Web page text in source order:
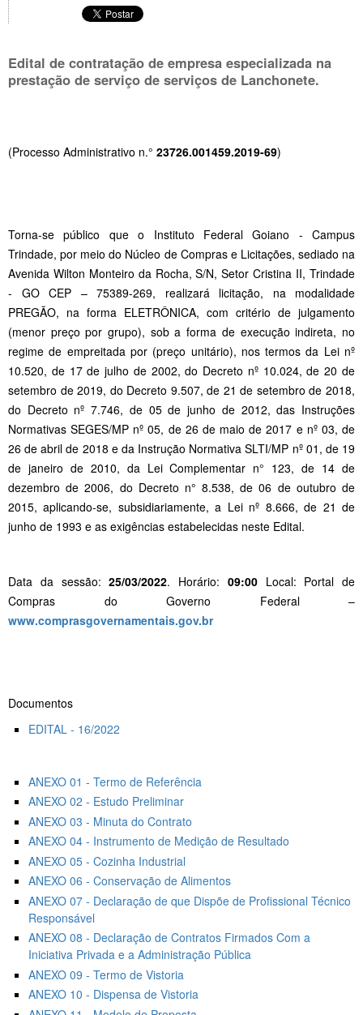
Edital de contratação de empresa especializada na
prestação de serviço de serviços de Lanchonete.
(Processo Administrativo n.° 23726.001459.2019-69)
Torna-se público que o Instituto Federal Goiano - Campus
Trindade, por meio do Núcleo de Compras e Licitações, sediado na
Avenida Wilton Monteiro da Rocha, S/N, Setor Cristina II, Trindade
- GO CEP – 75389-269, realizará licitação, na modalidade
PREGÃO, na forma ELETRÔNICA, com critério de julgamento
(menor preço por grupo), sob a forma de execução indireta, no
regime de empreitada por (preço unitário), nos termos da Lei nº
10.520, de 17 de julho de 2002, do Decreto nº 10.024, de 20 de
setembro de 2019, do Decreto 9.507, de 21 de setembro de 2018,
do Decreto nº 7.746, de 05 de junho de 2012, das Instruções
Normativas SEGES/MP nº 05, de 26 de maio de 2017 e nº 03, de
26 de abril de 2018 e da Instrução Normativa SLTI/MP nº 01, de 19
de janeiro de 2010, da Lei Complementar n° 123, de 14 de
dezembro de 2006, do Decreto n° 8.538, de 06 de outubro de
2015, aplicando-se, subsidiariamente, a Lei nº 8.666, de 21 de
junho de 1993 e as exigências estabelecidas neste Edital.
Data da sessão: 25/03/2022. Horário: 09:00Local: Portal de
Compras do Governo Federal –
www.comprasgovernamentais.gov.br
Documentos
EDITAL - 16/2022
ANEXO 01 - Termo de Referência
ANEXO 02 - Estudo Preliminar
ANEXO 03 - Minuta do Contrato
ANEXO 04 - Instrumento de Medição de Resultado
ANEXO 05 - Cozinha Industrial
ANEXO 06 - Conservação de Alimentos
ANEXO 07 - Declaração de que Dispõe de Profissional Técnico
Responsável
ANEXO 08 - Declaração de Contratos Firmados Com a
Iniciativa Privada e a Administração Pública
ANEXO 09 - Termo de Vistoria
ANEXO 10 - Dispensa de Vistoria